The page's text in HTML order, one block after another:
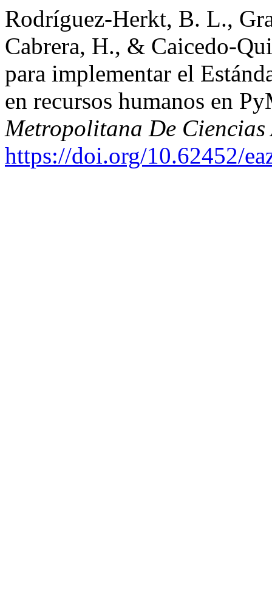
Rodríguez-Herkt, B. L.,
Cabrera, H., & Caicedo-
para implementar el
en recursos humanos en
Metropolitana De Ciencias
https://doi.org/10.62452/